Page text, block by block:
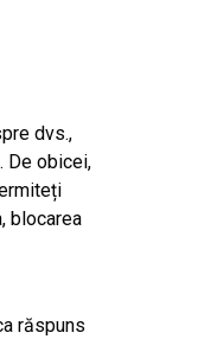
dvs.,
De obicei,
blocarea
răspuns